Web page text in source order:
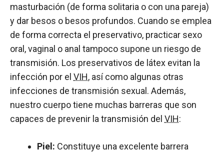
masturbación (de forma solitaria o con una pareja)
y dar besos o besos profundos. Cuando se emplea
de forma correcta el preservativo, practicar sexo
oral, vaginal o anal tampoco supone un riesgo de
transmisión. Los preservativos de látex evitan la
infección por el VIH, así como algunas otras
infecciones de transmisión sexual. Además,
nuestro cuerpo tiene muchas barreras que son
capaces de prevenir la transmisión del VIH:
Piel: Constituye una excelente barrera